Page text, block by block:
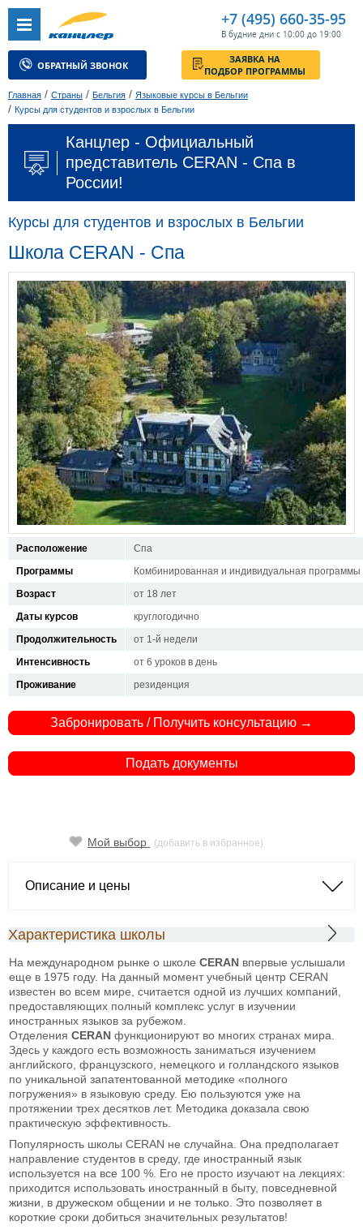
+7 (495) 660-35-95
В будние дни с 10:00 до 19:00
ОБРАТНЫЙ ЗВОНОК
ЗАЯВКА НА
ПОДБОР ПРОГРАММЫ
Главная / Страны / Бельгия / Языковые курсы в Бельгии
/ Курсы для студентов и взрослых в Бельгии
Канцлер - Официальный
представитель CERAN - Спа в
России!
Курсы для студентов и взрослых в Бельгии
Школа CERAN - Спа
Расположение
Спа
Программы
Комбинированная и индивидуальная программы
Возраст
от 18 лет
Даты курсов
круглогодично
Продолжительность
от 1-й недели
Интенсивность
от 6 уроков в день
Проживание
резиденция
Забронировать / Получить консультацию →
Подать документы
Мой выбор (добавить в избранное)
Описание и цены
Характеристика школы
На международном рынке о школе CERAN впервые услышали
еще в 1975 году. На данный момент учебный центр CERAN
известен во всем мире, считается одной из лучших компаний,
предоставляющих полный комплекс услуг в изучении
иностранных языков за рубежом.
Отделения CERAN функционируют во многих странах мира.
Здесь у каждого есть возможность заниматься изучением
английского, французского, немецкого и голландского языков
по уникальной запатентованной методике «полного
погружения» в языковую среду. Ею пользуются уже на
протяжении трех десятков лет. Методика доказала свою
практическую эффективность.
Популярность школы CERAN не случайна. Она предполагает
направление студентов в среду, где иностранный язык
используется на все 100 %. Его не просто изучают на лекциях:
приходится использовать иностранный в быту, повседневной
жизни, в дружеском общении и не только. Это позволяет в
короткие сроки добиться значительных результатов!